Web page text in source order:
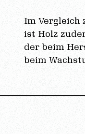
Im Vergleich
ist Holz
der beim
beim